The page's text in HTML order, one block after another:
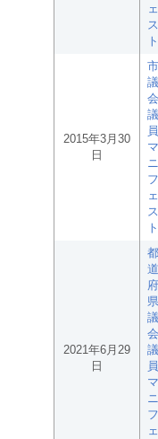
ェ
ス
ト
2015年3月30
日
市
議
会
議
員
マ
ニ
フ
ェ
ス
ト
2021年6月29
日
都
道
府
県
議
会
議
員
マ
ニ
フ
ェ